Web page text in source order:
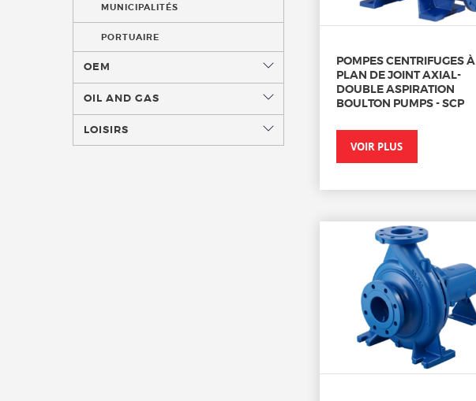
MUNICIPALITÉS
PORTUAIRE
OEM
OIL AND GAS
LOISIRS
POMPES CENTRIFUGES À
PLAN DE JOINT AXIAL-
DOUBLE ASPIRATION
BOULTON PUMPS - SCP
VOIR PLUS